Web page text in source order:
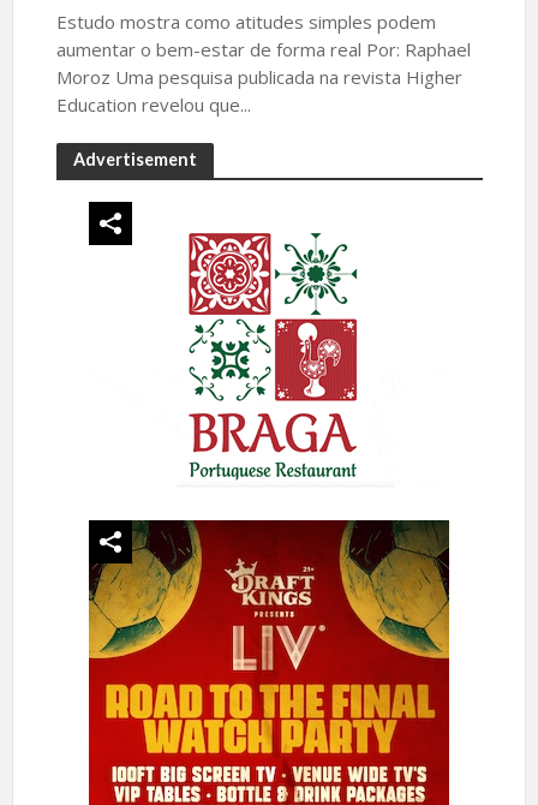
Estudo mostra como atitudes simples podem
aumentar o bem-estar de forma real Por: Raphael
Moroz Uma pesquisa publicada na revista Higher
Education revelou que...
Advertisement